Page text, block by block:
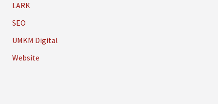
LARK
SEO
UMKM Digital
Website